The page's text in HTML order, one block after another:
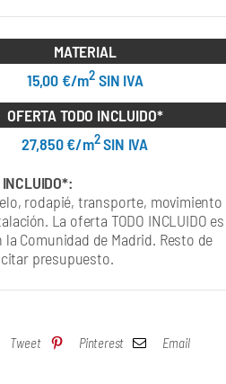
MATERIAL
15,00 €/m2 SIN IVA
OFERTA TODO INCLUIDO*
27,850 €/m2SIN IVA
INCLUIDO*:
rodapié, transporte, movimiento
La oferta TODO INCLUIDO es
la Comunidad de Madrid. Resto de
presupuesto.
Tweet Pinterest Email